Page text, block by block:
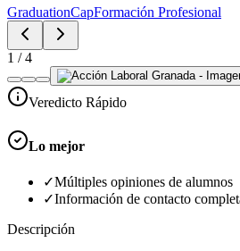
GraduationCapFormación Profesional
1 /4
Veredicto Rápido
Lo mejor
✓Múltiples opiniones de alumnos
✓Información de contacto
Descripción